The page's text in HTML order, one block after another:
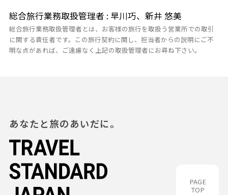
総合旅行業務取扱管理者 : 早川巧、新井 悠美
総合旅行業務取扱管理者とは、お客様の旅行を取扱う営業所での取引
に関する責任者です。この旅行契約に関し、担当者からの説明にご不
明な点があれば、ご遠慮なく上記の取扱管理者にお尋ね下さい。
PAGE
TOP
あなたと旅のあいだに。